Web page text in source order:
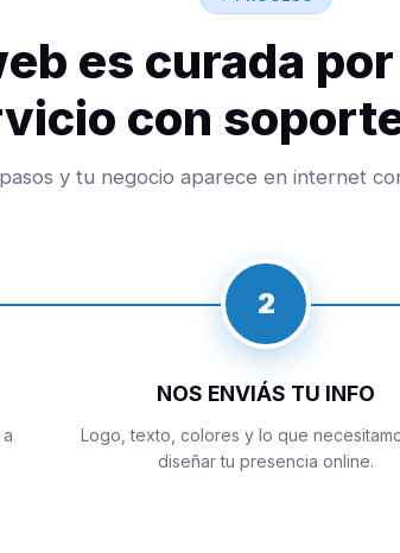
es curada
con
y tu negocio aparece en internet
2
NOS ENVIÁS TU INFO
Logo, texto, colores y lo que
diseñar tu presencia online.